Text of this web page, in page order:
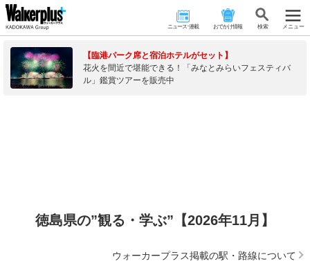
ニュース･連載 おでかけ情報 検 索 メニュー
【臨港パーク席と宿泊ホテルがセット】
花火を間近で堪能できる！「みなとみらいフェスティバ
ル」鑑賞ツアーを販売中
徳島県の”観る・学ぶ”【2026年11月】
ウォーカープラス掲載の駅・路線について